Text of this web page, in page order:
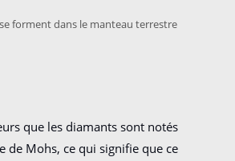
forment dans le manteau terrestre
que les diamants sont notés
de Mohs, ce qui signifie que ce